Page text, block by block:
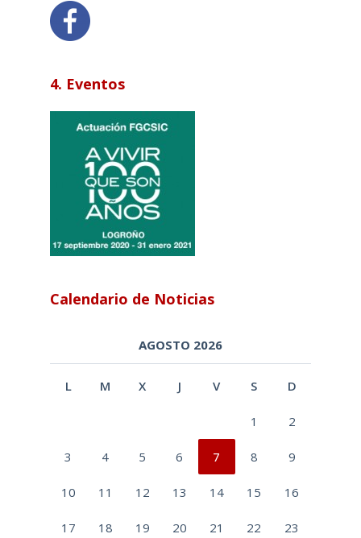
4. Eventos
Calendario de Noticias
AGOSTO 2026
L M X J V S D
1 2
3 4 5 6 7 8 9
10 11 12 13 14 15 16
17 18 19 20 21 22 23